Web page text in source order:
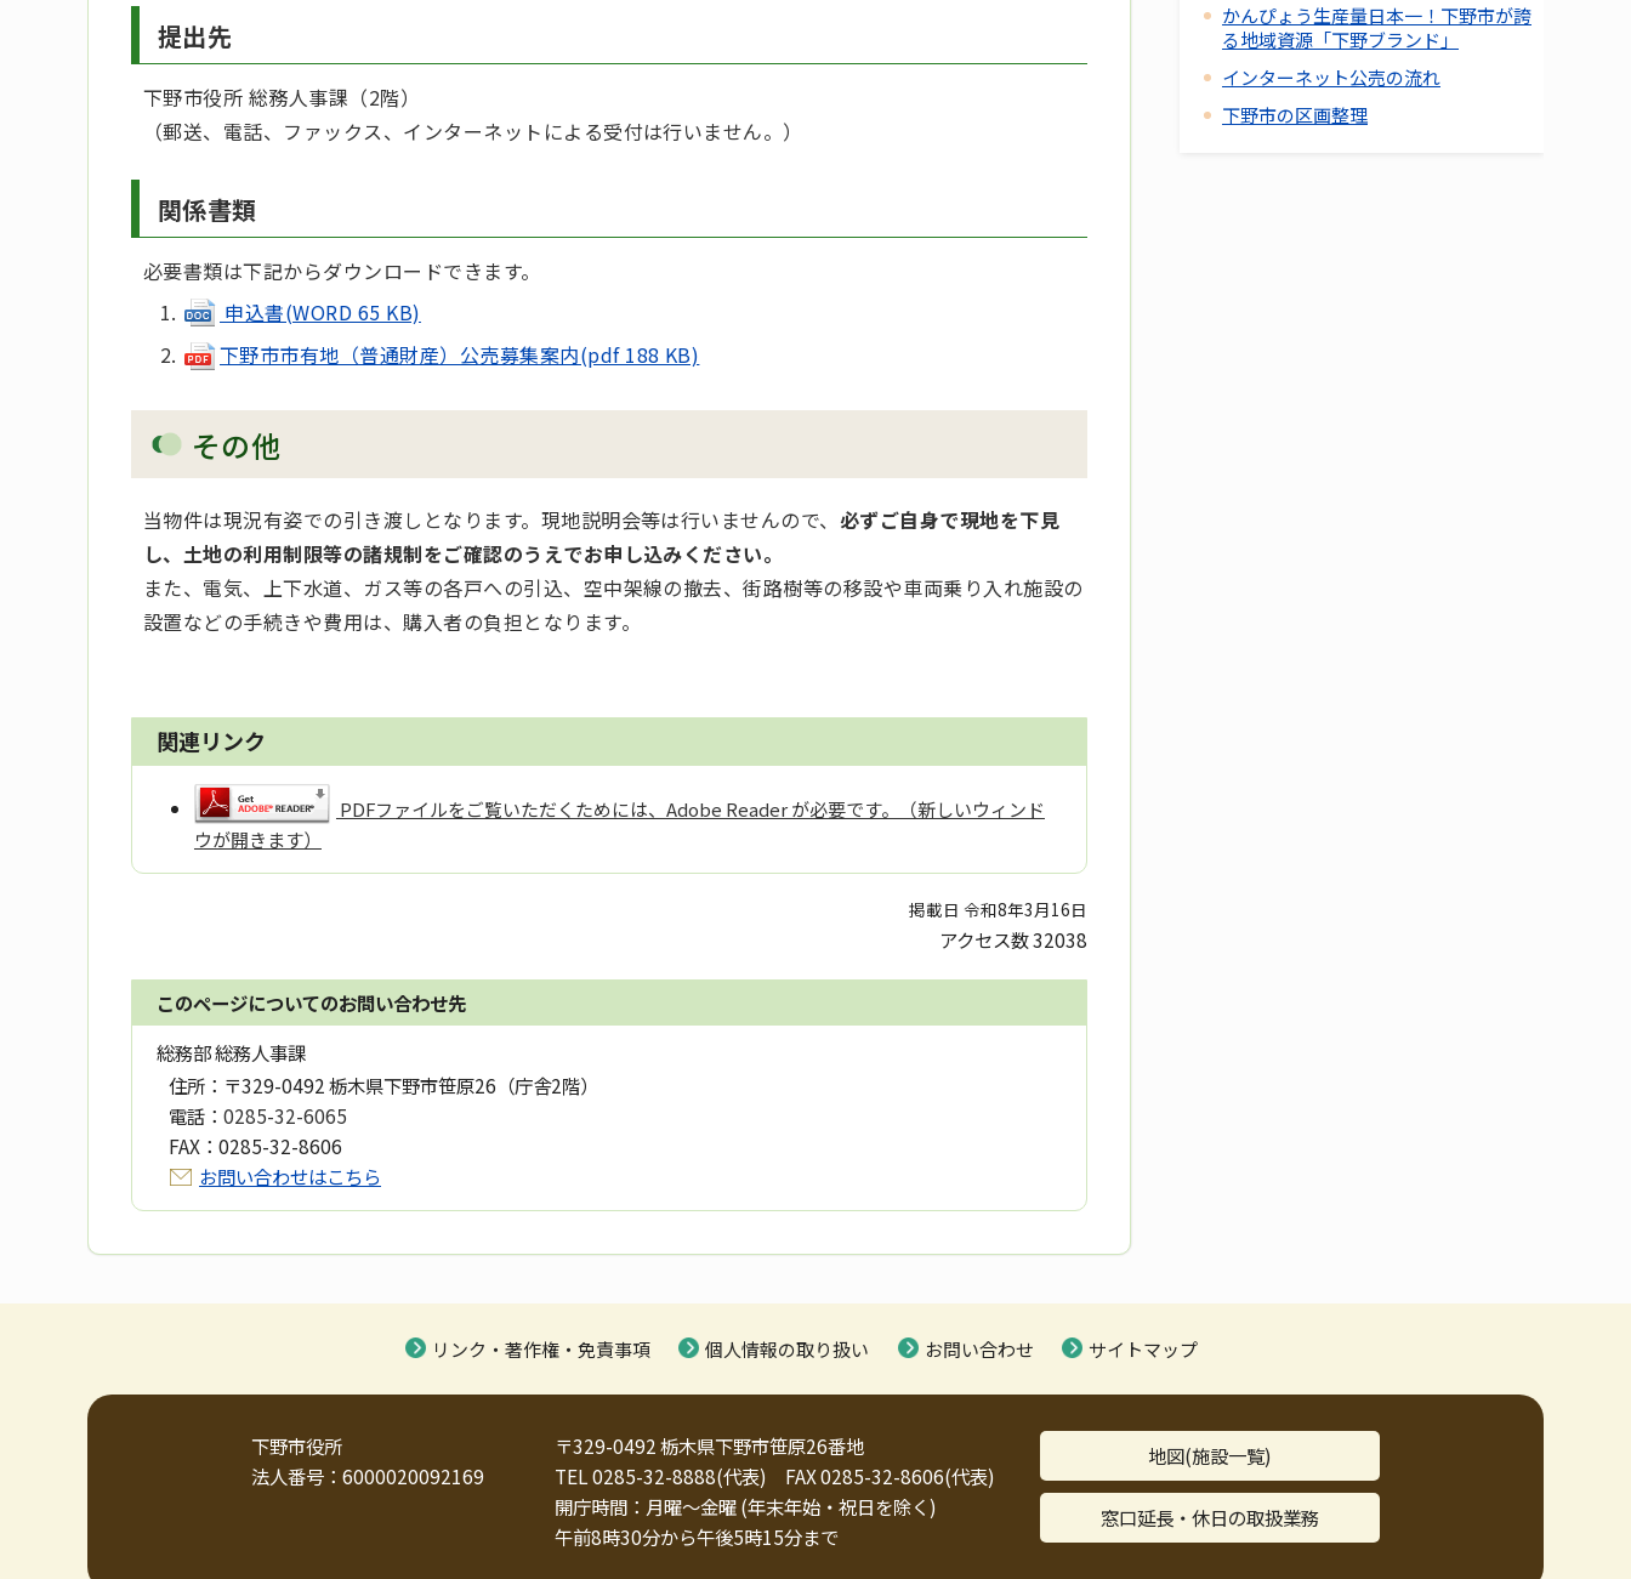
提出先
下野市役所 総務人事課（2階）
（郵送、電話、ファックス、インターネットによる受付は行いません。）
関係書類
必要書類は下記からダウンロードできます。
申込書(WORD 65 KB)
下野市市有地（普通財産）公売募集案内(pdf 188 KB)
その他
当物件は現況有姿での引き渡しとなります。現地説明会等は行いませんので、 必ずご自身で現地を下見
し、土地の利用制限等の諸規制をご確認のうえでお申し込みください。
また、電気、上下水道、ガス等の各戸への引込、空中架線の撤去、街路樹等の移設や車両乗り入れ施設の
設置などの手続きや費用は、購入者の負担となります。
関連リンク
PDFファイルをご覧いただくためには、Adobe Reader が必要です。（新しいウィンド
ウが開きます）
掲載日 令和8年3月16日
アクセス数32038
このページについてのお問い合わせ先
総務部 総務人事課
住所： 〒329-0492 栃木県下野市笹原26（庁舎2階）
電話： 0285-32-6065
FAX： 0285-32-8606
お問い合わせはこちら
かんぴょう生産量日本一！下野市が誇
る地域資源「下野ブランド」
インターネット公売の流れ
下野市の区画整理
リンク・著作権・免責事項 個人情報の取り扱い お問い合わせ サイトマップ
下野市役所
法人番号：6000020092169
〒329-0492 栃木県下野市笹原26番地
TEL 0285-32-8888(代表) FAX 0285-32-8606(代表)
開庁時間：月曜～金曜 (年末年始・祝日を除く)
午前8時30分から午後5時15分まで
地図(施設一覧)
窓口延長・休日の取扱業務